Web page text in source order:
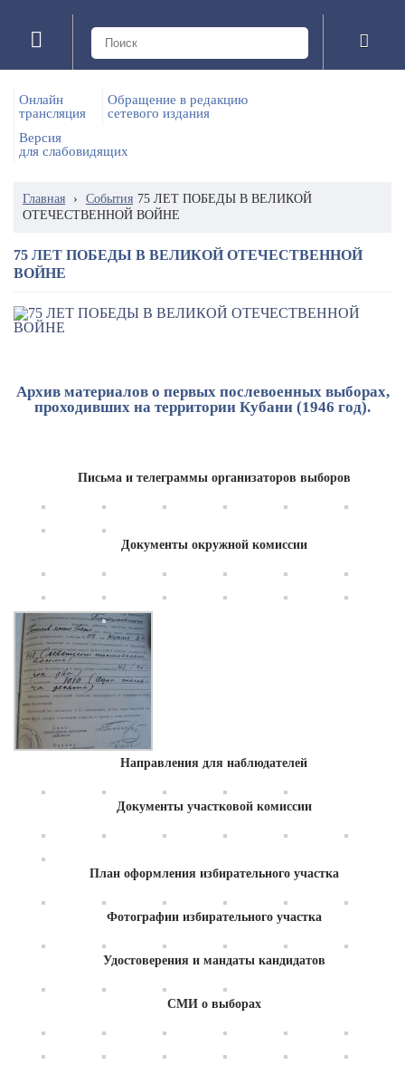
Онлайн
трансляция
Обращение в редакцию
сетевого издания
Версия
для слабовидящих
Главная › События 75 ЛЕТ ПОБЕДЫ В ВЕЛИКОЙ
ОТЕЧЕСТВЕННОЙ ВОЙНЕ
75 ЛЕТ ПОБЕДЫ В ВЕЛИКОЙ ОТЕЧЕСТВЕННОЙ
ВОЙНЕ
Архив материалов о первых послевоенных выборах,
проходивших на территории Кубани (1946 год).
Письма и телеграммы организаторов выборов
Документы окружной комиссии
Направления для наблюдателей
Документы участковой комиссии
План оформления избирательного участка
Фотографии избирательного участка
Удостоверения и мандаты кандидатов
СМИ о выборах